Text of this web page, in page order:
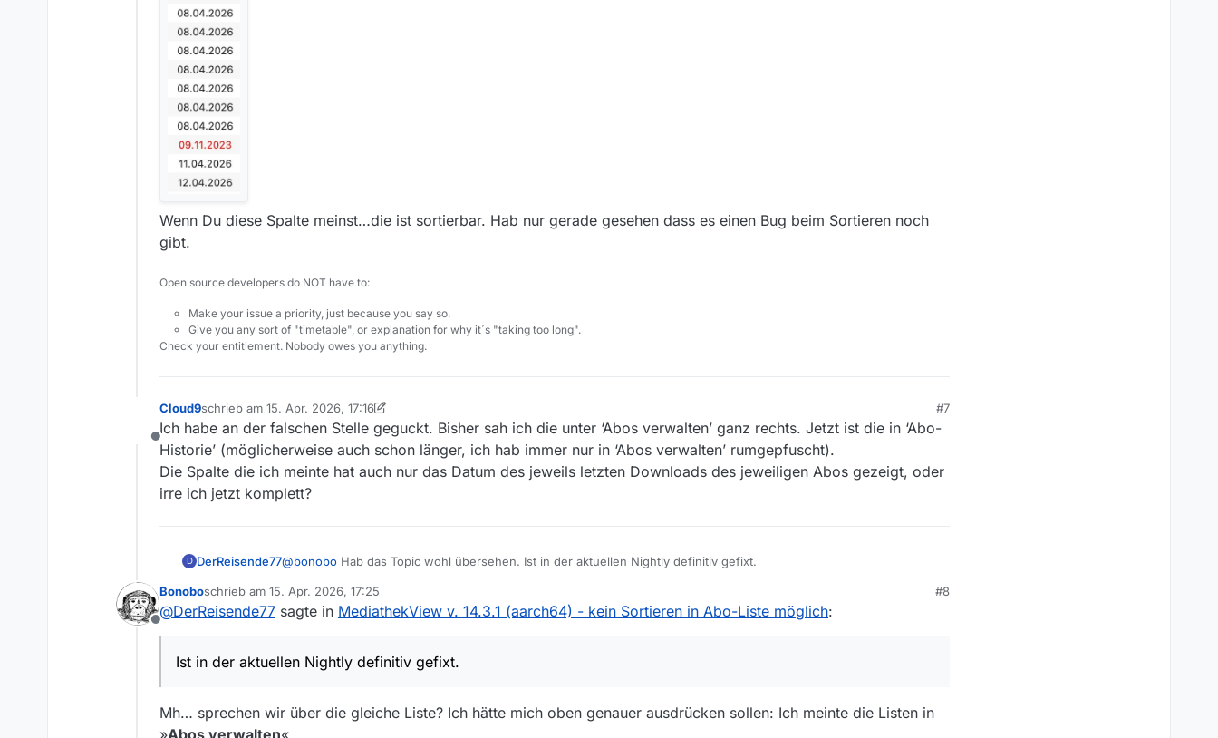
Wenn Du diese Spalte meinst…die ist sortierbar. Hab nur gerade gesehen dass es einen Bug beim Sortieren noch
gibt.
Open source developers do NOT have to:
Make your issue a priority, just because you say so.
Give you any sort of "timetable", or explanation for why it´s "taking too long".
Check your entitlement. Nobody owes you anything.
Offline
Cloud9schrieb am 15. Apr. 2026, 17:16
zuletzt editiert von Cloud9
#7
Ich habe an der falschen Stelle geguckt. Bisher sah ich die unter ‘Abos verwalten’ ganz rechts. Jetzt ist die in ‘Abo-
Historie’ (möglicherweise auch schon länger, ich hab immer nur in ‘Abos verwalten’ rumgepfuscht).
Die Spalte die ich meinte hat auch nur das Datum des jeweils letzten Downloads des jeweiligen Abos gezeigt, oder
irre ich jetzt komplett?
D DerReisende77@bonobo Hab das Topic wohl übersehen. Ist in der aktuellen Nightly definitiv gefixt.
Offline
Bonoboschrieb am 15. Apr. 2026, 17:25
zuletzt editiert von
#8
@DerReisende77 sagte in MediathekView v. 14.3.1 (aarch64) - kein Sortieren in Abo-Liste möglich:
Ist in der aktuellen Nightly definitiv gefixt.
Mh… sprechen wir über die gleiche Liste? Ich hätte mich oben genauer ausdrücken sollen: Ich meinte die Listen in
»Abos verwalten«.